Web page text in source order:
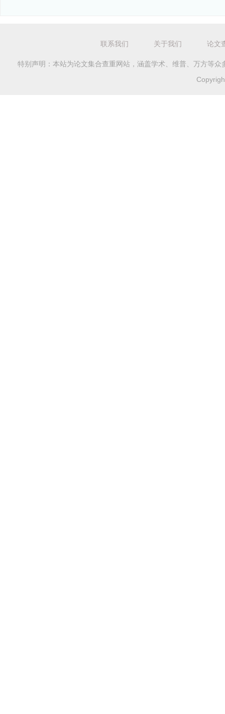
联系我们 关于我们 论文
特别声明：本站为论文集合查重网站，涵盖学术、维普、万方等